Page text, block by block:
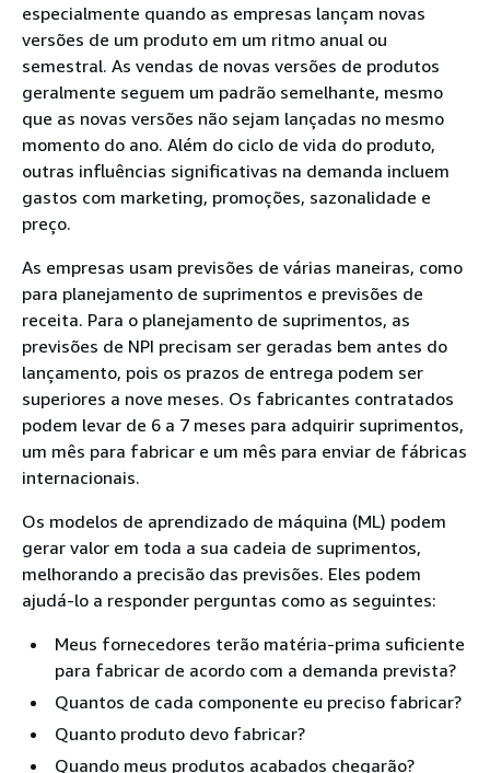
especialmente quando as empresas lançam novas
versões de um produto em um ritmo anual ou
semestral. As vendas de novas versões de produtos
geralmente seguem um padrão semelhante, mesmo
que as novas versões não sejam lançadas no mesmo
momento do ano. Além do ciclo de vida do produto,
outras influências significativas na demanda incluem
gastos com marketing, promoções, sazonalidade e
preço.
As empresas usam previsões de várias maneiras, como
para planejamento de suprimentos e previsões de
receita. Para o planejamento de suprimentos, as
previsões de NPI precisam ser geradas bem antes do
lançamento, pois os prazos de entrega podem ser
superiores a nove meses. Os fabricantes contratados
podem levar de 6 a 7 meses para adquirir suprimentos,
um mês para fabricar e um mês para enviar de fábricas
internacionais.
Os modelos de aprendizado de máquina (ML) podem
gerar valor em toda a sua cadeia de suprimentos,
melhorando a precisão das previsões. Eles podem
ajudá-lo a responder perguntas como as seguintes:
Meus fornecedores terão matéria-prima suficiente
para fabricar de acordo com a demanda prevista?
Quantos de cada componente eu preciso fabricar?
Quanto produto devo fabricar?
Quando meus produtos acabados chegarão?